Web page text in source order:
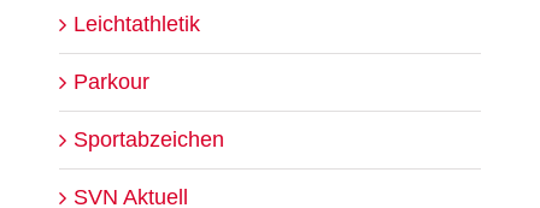
Leichtathletik
Parkour
Sportabzeichen
SVN Aktuell